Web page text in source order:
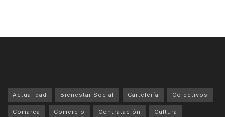
Actualidad Bienestar Social Cartelería Colectivos
Comarca Comercio Contratación Cultura